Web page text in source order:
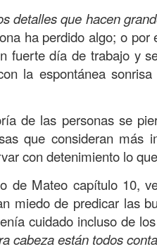
detalles que hacen
ha perdido algo; o
fuerte día de trabajo y
la espontánea
de las personas se
que consideran más
con detenimiento lo
de Mateo capítulo 10,
miedo de predicar las
cuidado incluso de
cabeza están todos
familia.
amor de mis padres
es que para la
sus
¿Cuáles son tus
la carta a los romanos
sabias y
9 dice lo siguiente: “El
12:9 (RVR1960)